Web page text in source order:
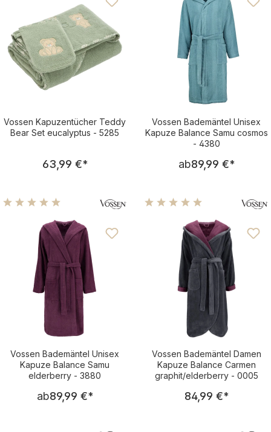
Vossen Kapuzentücher Teddy
Bear Set eucalyptus - 5285
Regulärer Preis:
63,99 €*
Vossen Bademäntel Unisex
Kapuze Balance Samu cosmos
- 4380
Regulärer
ab89,99 €*
Durchschnittliche Bewertung von 5 von 5 Sternen
Vossen Bademäntel Unisex
Kapuze Balance Samu
elderberry - 3880
Regulärer Preis:
ab89,99 €*
Durchschnittliche
Vossen Bademäntel Damen
Kapuze Balance Carmen
graphit/elderberry - 0005
Regulärer
84,99 €*